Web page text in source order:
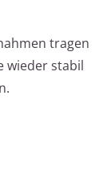
tragen
wieder stabil